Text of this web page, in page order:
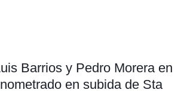
Barrios y Pedro Morera en
en subida de Sta